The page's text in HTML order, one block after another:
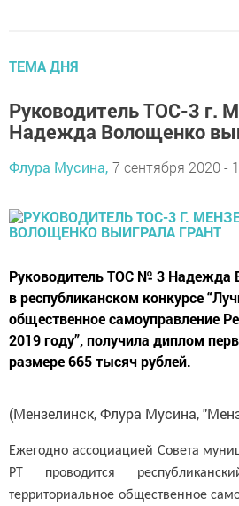
ТЕМА ДНЯ
Руководитель ТОС-3 г.
Надежда Волощенко
Флура Мусина, 7 сентября 2020 -
Руководитель ТОС № 3 Надежда
в республиканском конкурсе
общественное самоуправление
2019 году”, получила диплом
размере 665 тысяч рублей.
(Мензелинск, Флура Мусина,
Ежегодно ассоциацией Совета
РТ проводится
территориальное общественное